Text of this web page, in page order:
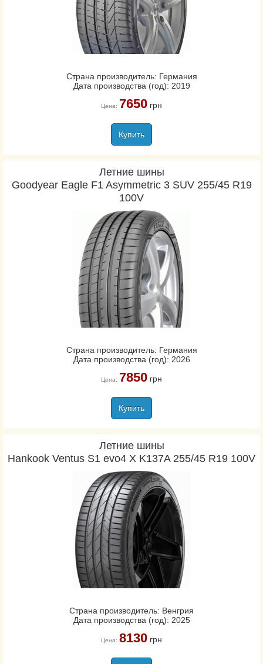
Страна производитель: Германия
Дата производства (год): 2019
Цена: 7650грн
Купить
Летние шины
Goodyear Eagle F1 Asymmetric 3 SUV 255/45 R19
100V
Страна производитель: Германия
Дата производства (год): 2026
Цена: 7850грн
Купить
Летние шины
Hankook Ventus S1 evo4 X K137A 255/45 R19 100V
Страна производитель: Венгрия
Дата производства (год): 2025
Цена: 8130грн